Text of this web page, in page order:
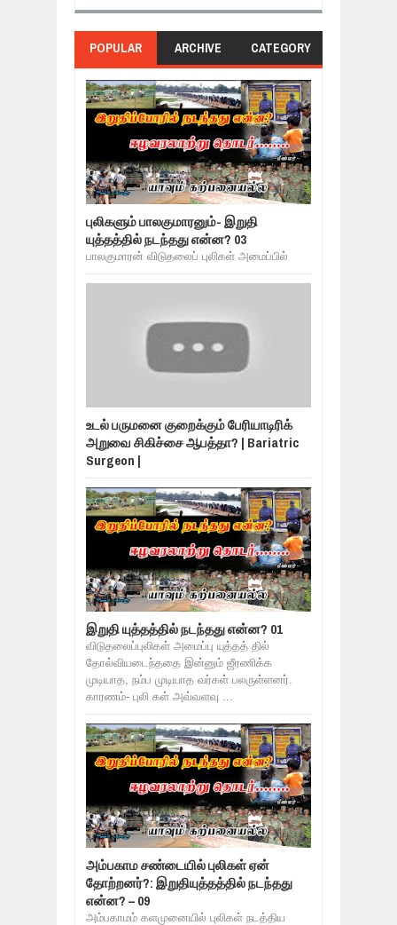
POPULAR ARCHIVE CATEGORY
புலிகளும் பாலகுமாரனும்- இறுதி
யுத்தத்தில் நடந்தது என்ன? 03
பாலகுமாரன் விடுதலைப் புலிகள் அமைப்பில்
உடல் பருமனை குறைக்கும் பேரியாடிரிக்
அறுவை சிகிச்சை ஆபத்தா? | Bariatric
Surgeon |
இறுதி யுத்தத்தில் நடந்தது என்ன? 01
விடுதலைப்புலிகள் அமைப்பு யுத்தத் தில்
தோல்வியடைந்ததை இன்னும் ஜீரணிக்க
முடியாத, நம்ப முடியாத வர்கள் பலருள்ளனர்.
காரணம்- புலி கள் அவ்வளவு ...
அம்பகாம சண்டையில் புலிகள் ஏன்
தோற்றனர்?: இறுதியுத்தத்தில் நடந்தது
என்ன? – 09
அம்பகாமம் களமுனையில் புலிகள் நடத்திய